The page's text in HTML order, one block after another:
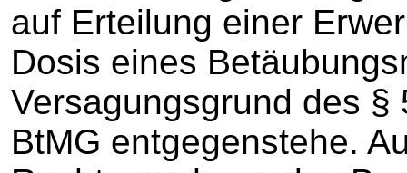
auf Erteilung einer
Dosis eines
Versagungsgrund des §
BtMG entgegenstehe.